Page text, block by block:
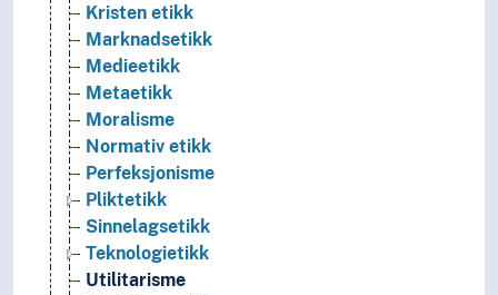
Kristen etikk
Marknadsetikk
Medieetikk
Metaetikk
Moralisme
Normativ etikk
Perfeksjonisme
Pliktetikk
Sinnelagsetikk
Teknologietikk
Utilitarisme